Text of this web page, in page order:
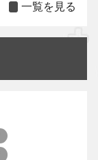
一覧を見る